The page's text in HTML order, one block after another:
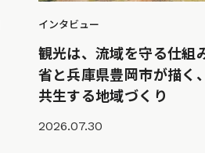
インタビュー
観光は、流域を守る仕組
省と兵庫県豊岡市が描く
共生する地域づくり
2026.07.30